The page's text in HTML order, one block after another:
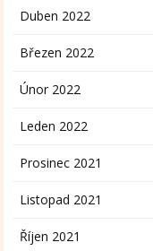
Duben 2022
Březen 2022
Únor 2022
Leden 2022
Prosinec 2021
Listopad 2021
Říjen 2021